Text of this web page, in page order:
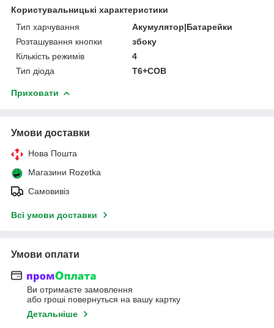
Користувальницькі характеристики
Тип харчування
Акумулятор|Батарейки
Розташування кнопки
збоку
Кількість режимів
4
Тип діода
T6+COB
Приховати
Умови доставки
Нова Пошта
Магазини Rozetka
Самовивіз
Всі умови доставки
Умови оплати
Ви отримаєте замовлення
або гроші повернуться на вашу картку
Детальніше